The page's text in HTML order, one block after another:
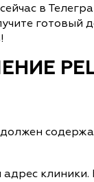
в
готовый
должен
адрес